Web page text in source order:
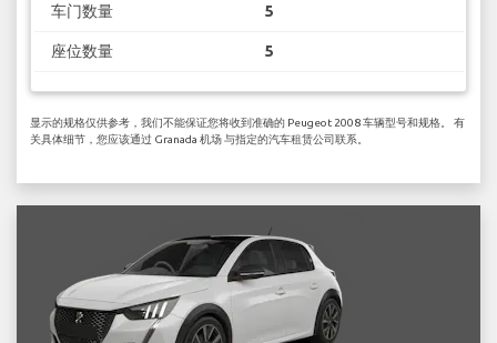
车门数量 5
座位数量 5
显示的规格仅供参考，我们不能保证您将收到准确的 Peugeot 2008 车辆型号和规格。 有
关具体细节，您应该通过 Granada 机场 与指定的汽车租赁公司联系。